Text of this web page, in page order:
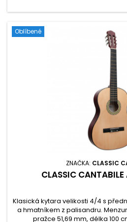
Oblíbené
ZNAČKA: CLASSIC
CLASSIC
Klasická kytara velikosti 4/4 s
a hmatníkem z palisandru.
pražce 51,69 mm, délka 100